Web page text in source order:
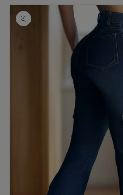
directamente
a la
información